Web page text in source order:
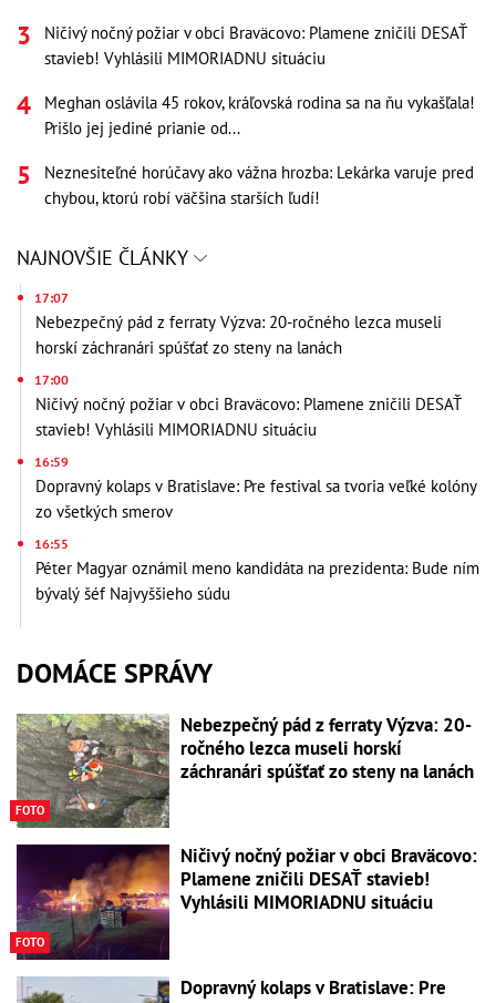
Ničivý nočný požiar v obci Braväcovo: Plamene zničili DESAŤ
stavieb! Vyhlásili MIMORIADNU situáciu
Meghan oslávila 45 rokov, kráľovská rodina sa na ňu vykašľala!
Prišlo jej jediné prianie od...
Neznesiteľné horúčavy ako vážna hrozba: Lekárka varuje pred
chybou, ktorú robí väčšina starších ľudí!
NAJNOVŠIE ČLÁNKY
17:07
Nebezpečný pád z ferraty Výzva: 20-ročného lezca museli
horskí záchranári spúšťať zo steny na lanách
17:00
Ničivý nočný požiar v obci Braväcovo: Plamene zničili DESAŤ
stavieb! Vyhlásili MIMORIADNU situáciu
16:59
Dopravný kolaps v Bratislave: Pre festival sa tvoria veľké kolóny
zo všetkých smerov
16:55
Péter Magyar oznámil meno kandidáta na prezidenta: Bude ním
bývalý šéf Najvyššieho súdu
DOMÁCE SPRÁVY
FOTO
Nebezpečný pád z ferraty Výzva: 20-
ročného lezca museli horskí
záchranári spúšťať zo steny na lanách
FOTO
Ničivý nočný požiar v obci Braväcovo:
Plamene zničili DESAŤ stavieb!
Vyhlásili MIMORIADNU situáciu
Dopravný kolaps v Bratislave: Pre